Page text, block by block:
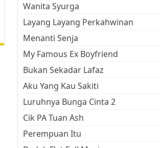
Wanita Syurga
Layang Layang Perkahwinan
Menanti Senja
My Famous Ex Boyfriend
Bukan Sekadar Lafaz
Aku Yang Kau Sakiti
Luruhnya Bunga Cinta 2
Cik PA Tuan Ash
Perempuan Itu